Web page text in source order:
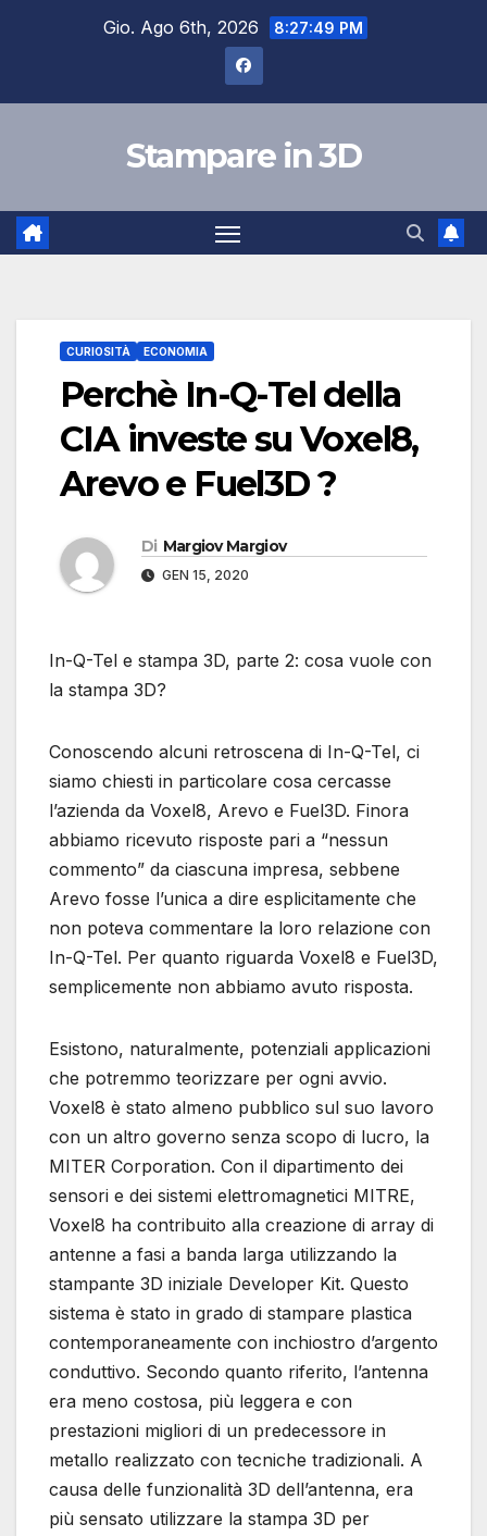
Gio. Ago 6th, 2026 8:27:50 PM
Stampare in 3D
CURIOSITÀ ECONOMIA
Perchè In-Q-Tel della
CIA investe su Voxel8,
Arevo e Fuel3D ?
Di Margiov Margiov
GEN 15, 2020
In-Q-Tel e stampa 3D, parte 2: cosa vuole con
la stampa 3D?
Conoscendo alcuni retroscena di In-Q-Tel, ci
siamo chiesti in particolare cosa cercasse
l’azienda da Voxel8, Arevo e Fuel3D. Finora
abbiamo ricevuto risposte pari a “nessun
commento” da ciascuna impresa, sebbene
Arevo fosse l’unica a dire esplicitamente che
non poteva commentare la loro relazione con
In-Q-Tel. Per quanto riguarda Voxel8 e Fuel3D,
semplicemente non abbiamo avuto risposta.
Esistono, naturalmente, potenziali applicazioni
che potremmo teorizzare per ogni avvio.
Voxel8 è stato almeno pubblico sul suo lavoro
con un altro governo senza scopo di lucro, la
MITER Corporation. Con il dipartimento dei
sensori e dei sistemi elettromagnetici MITRE,
Voxel8 ha contribuito alla creazione di array di
antenne a fasi a banda larga utilizzando la
stampante 3D iniziale Developer Kit. Questo
sistema è stato in grado di stampare plastica
contemporaneamente con inchiostro d’argento
conduttivo. Secondo quanto riferito, l’antenna
era meno costosa, più leggera e con
prestazioni migliori di un predecessore in
metallo realizzato con tecniche tradizionali. A
causa delle funzionalità 3D dell’antenna, era
più sensato utilizzare la stampa 3D per